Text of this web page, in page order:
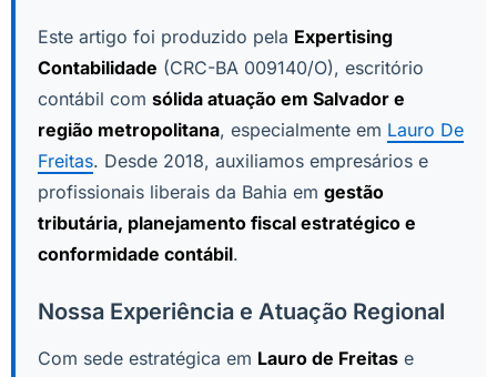
Este artigo foi produzido pela Expertising
Contabilidade (CRC-BA 009140/O), escritório
contábil com sólida atuação em Salvador e
região metropolitana, especialmente em Lauro De
Freitas. Desde 2018, auxiliamos empresários e
profissionais liberais da Bahia em gestão
tributária, planejamento fiscal estratégico e
conformidade contábil.
Nossa Experiência e Atuação Regional
Com sede estratégica em Lauro de Freitas e